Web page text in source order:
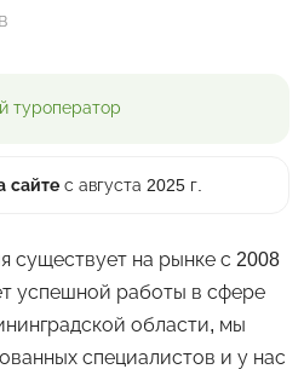
туроператор
сайте с августа 2025 г.
существует на рынке с 2008
успешной работы в сфере
области, мы
специалистов и у нас